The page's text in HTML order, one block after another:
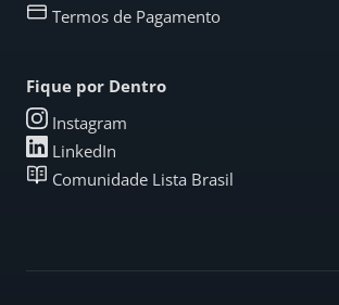
Termos de Pagamento
Fique por Dentro
Instagram
LinkedIn
Comunidade Lista Brasil